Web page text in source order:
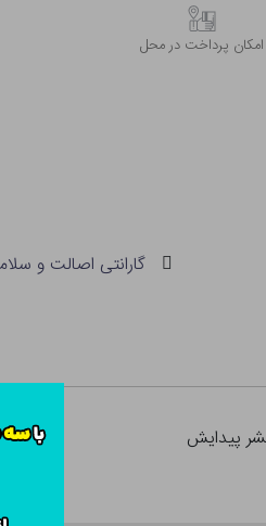
امکان پرداخت در محل
گارانتی اصالت و
پیدایش